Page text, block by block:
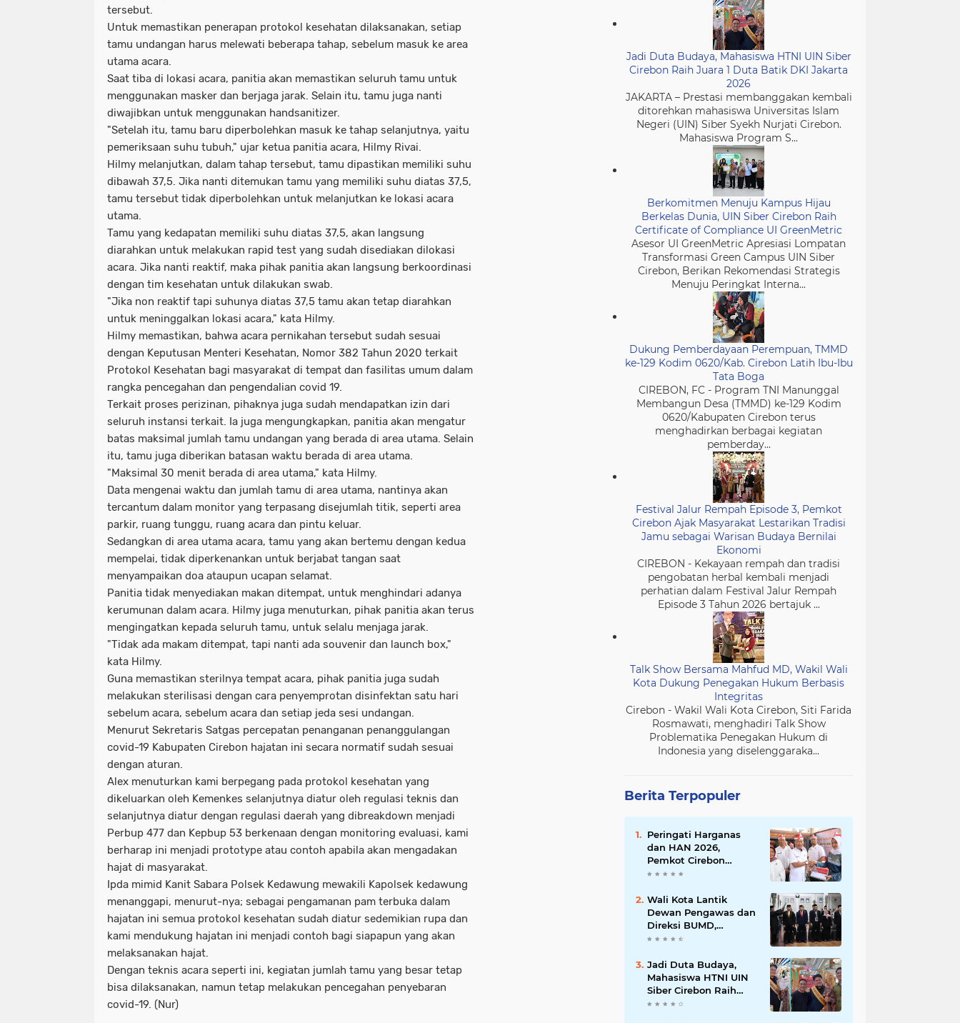
tersebut.
Untuk memastikan penerapan protokol kesehatan dilaksanakan, setiap
tamu undangan harus melewati beberapa tahap, sebelum masuk ke area
utama acara.
Saat tiba di lokasi acara, panitia akan memastikan seluruh tamu untuk
menggunakan masker dan berjaga jarak. Selain itu, tamu juga nanti
diwajibkan untuk menggunakan handsanitizer.
"Setelah itu, tamu baru diperbolehkan masuk ke tahap selanjutnya, yaitu
pemeriksaan suhu tubuh," ujar ketua panitia acara, Hilmy Rivai.
Hilmy melanjutkan, dalam tahap tersebut, tamu dipastikan memiliki suhu
dibawah 37,5. Jika nanti ditemukan tamu yang memiliki suhu diatas 37,5,
tamu tersebut tidak diperbolehkan untuk melanjutkan ke lokasi acara
utama.
Tamu yang kedapatan memiliki suhu diatas 37,5, akan langsung
diarahkan untuk melakukan rapid test yang sudah disediakan dilokasi
acara. Jika nanti reaktif, maka pihak panitia akan langsung berkoordinasi
dengan tim kesehatan untuk dilakukan swab.
"Jika non reaktif tapi suhunya diatas 37,5 tamu akan tetap diarahkan
untuk meninggalkan lokasi acara," kata Hilmy.
Hilmy memastikan, bahwa acara pernikahan tersebut sudah sesuai
dengan Keputusan Menteri Kesehatan, Nomor 382 Tahun 2020 terkait
Protokol Kesehatan bagi masyarakat di tempat dan fasilitas umum dalam
rangka pencegahan dan pengendalian covid 19.
Terkait proses perizinan, pihaknya juga sudah mendapatkan izin dari
seluruh instansi terkait. Ia juga mengungkapkan, panitia akan mengatur
batas maksimal jumlah tamu undangan yang berada di area utama. Selain
itu, tamu juga diberikan batasan waktu berada di area utama.
"Maksimal 30 menit berada di area utama," kata Hilmy.
Data mengenai waktu dan jumlah tamu di area utama, nantinya akan
tercantum dalam monitor yang terpasang disejumlah titik, seperti area
parkir, ruang tunggu, ruang acara dan pintu keluar.
Sedangkan di area utama acara, tamu yang akan bertemu dengan kedua
mempelai, tidak diperkenankan untuk berjabat tangan saat
menyampaikan doa ataupun ucapan selamat.
Panitia tidak menyediakan makan ditempat, untuk menghindari adanya
kerumunan dalam acara. Hilmy juga menuturkan, pihak panitia akan terus
mengingatkan kepada seluruh tamu, untuk selalu menjaga jarak.
"Tidak ada makam ditempat, tapi nanti ada souvenir dan launch box,"
kata Hilmy.
Guna memastikan sterilnya tempat acara, pihak panitia juga sudah
melakukan sterilisasi dengan cara penyemprotan disinfektan satu hari
sebelum acara, sebelum acara dan setiap jeda sesi undangan.
Menurut Sekretaris Satgas percepatan penanganan penanggulangan
covid-19 Kabupaten Cirebon hajatan ini secara normatif sudah sesuai
dengan aturan.
Alex menuturkan kami berpegang pada protokol kesehatan yang
dikeluarkan oleh Kemenkes selanjutnya diatur oleh regulasi teknis dan
selanjutnya diatur dengan regulasi daerah yang dibreakdown menjadi
Perbup 477 dan Kepbup 53 berkenaan dengan monitoring evaluasi, kami
berharap ini menjadi prototype atau contoh apabila akan mengadakan
hajat di masyarakat.
Ipda mimid Kanit Sabara Polsek Kedawung mewakili Kapolsek kedawung
menanggapi, menurut-nya; sebagai pengamanan pam terbuka dalam
hajatan ini semua protokol kesehatan sudah diatur sedemikian rupa dan
kami mendukung hajatan ini menjadi contoh bagi siapapun yang akan
melaksanakan hajat.
Dengan teknis acara seperti ini, kegiatan jumlah tamu yang besar tetap
bisa dilaksanakan, namun tetap melakukan pencegahan penyebaran
covid-19. (Nur)
Jadi Duta Budaya, Mahasiswa HTNI UIN Siber
Cirebon Raih Juara 1 Duta Batik DKI Jakarta
2026
JAKARTA – Prestasi membanggakan kembali
ditorehkan mahasiswa Universitas Islam
Negeri (UIN) Siber Syekh Nurjati Cirebon.
Mahasiswa Program S...
Berkomitmen Menuju Kampus Hijau
Berkelas Dunia, UIN Siber Cirebon Raih
Certificate of Compliance UI GreenMetric
Asesor UI GreenMetric Apresiasi Lompatan
Transformasi Green Campus UIN Siber
Cirebon, Berikan Rekomendasi Strategis
Menuju Peringkat Interna...
Dukung Pemberdayaan Perempuan, TMMD
ke-129 Kodim 0620/Kab. Cirebon Latih Ibu-Ibu
Tata Boga
CIREBON, FC - Program TNI Manunggal
Membangun Desa (TMMD) ke-129 Kodim
0620/Kabupaten Cirebon terus
menghadirkan berbagai kegiatan
pemberday...
Festival Jalur Rempah Episode 3, Pemkot
Cirebon Ajak Masyarakat Lestarikan Tradisi
Jamu sebagai Warisan Budaya Bernilai
Ekonomi
CIREBON - Kekayaan rempah dan tradisi
pengobatan herbal kembali menjadi
perhatian dalam Festival Jalur Rempah
Episode 3 Tahun 2026 bertajuk ...
Talk Show Bersama Mahfud MD, Wakil Wali
Kota Dukung Penegakan Hukum Berbasis
Integritas
Cirebon - Wakil Wali Kota Cirebon, Siti Farida
Rosmawati, menghadiri Talk Show
Problematika Penegakan Hukum di
Indonesia yang diselenggaraka...
Berita Terpopuler
Peringati Harganas
dan HAN 2026,
Pemkot Cirebon
Perkuat Komitmen
Anak
Wali Kota Lantik
Dewan Pengawas dan
Direksi BUMD,
Tegaskan Komitmen
Integritas
Jadi Duta Budaya,
Mahasiswa HTNI UIN
Siber Cirebon Raih
Juara 1 Duta Batik DKI